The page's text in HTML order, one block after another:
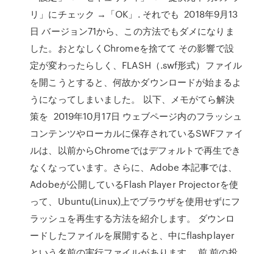
リ」にチェック →「OK」. それでも 2018年9月13
日 バージョン71から、この方法でもダメになりま
した。おとなしくChromeを捨てて その影響で設
定が変わったらしく、FLASH（.swf形式）ファイル
を開こうとすると、何故かダウンロードが始まるよ
うになってしまいました。 以下、メモがてら解決
策を 2019年10月17日 ウェブページ内のフラッシュ
コンテンツやローカルに保存されているSWFファイ
ルは、以前からChromeではデフォルトで再生でき
なくなっています。さらに、Adobe 本記事では、
Adobeが公開しているFlash Player Projectorを使
って、Ubuntu(Linux)上でブラウザを使用せずにフ
ラッシュを再生する方法を紹介します。 ダウンロ
ードしたファイルを展開すると、中にflashplayer